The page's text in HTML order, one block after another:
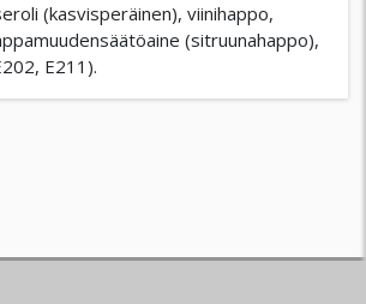
(kasvisperäinen), viinihappo,
(sitruunahappo),
E211).